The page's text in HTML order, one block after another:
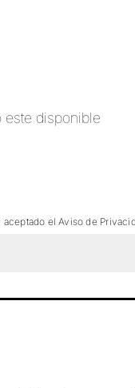
este disponible
el Aviso de